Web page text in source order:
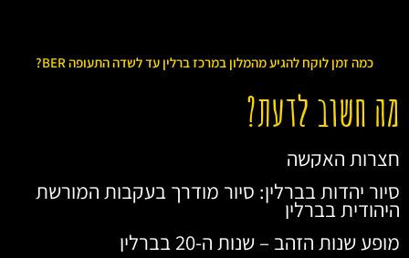
כמה זמן לוקח להגיע מהמלון במרכז ברלין עד לשדה התעופה BER?
מה חשוב לדעת?
חצרות האקשה
סיור יהדות בברלין: סיור מודרך בעקבות המורשת
היהודית בברלין
מופע שנות הזהב – שנות ה-20 בברלין